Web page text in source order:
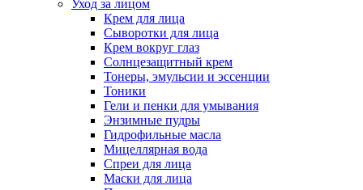
Уход за лицом
Крем для лица
Сыворотки для лица
Крем вокруг глаз
Солнцезащитный крем
Тонеры, эмульсии и эссенции
Тоники
Гели и пенки для умывания
Энзимные пудры
Гидрофильные масла
Мицеллярная вода
Спреи для лица
Маски для лица